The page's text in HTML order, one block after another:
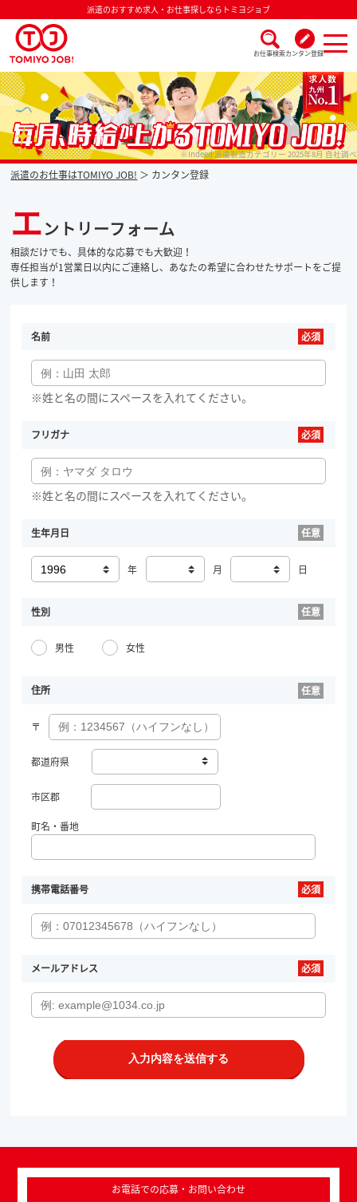
派遣のおすすめ求人・お仕事探しならトミヨジョブ
お仕事検索カンタン登録
派遣なら毎月時給が上がるトミヨジョブ ※Indeed 派遣製造カテゴリー 2025年8月 自社調べ
派遣のお仕事はTOMIYO JOB! カンタン登録
エントリーフォーム
相談だけでも、具体的な応募でも大歓迎！
専任担当が1営業日以内にご連絡し、あなたの希望に合わせたサポートをご提
供します！
名前
※姓と名の間にスペースを入れてください。
フリガナ
※姓と名の間にスペースを入れてください。
生年月日
年 月 日
性別
男性 女性
住所
〒
都道府県
市区郡
町名・番地
携帯電話番号
メールアドレス
お電話での応募・お問い合わせ